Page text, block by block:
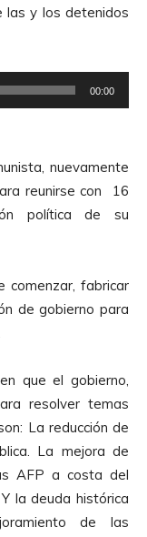
las y los detenidos
00:00
nuevamente
reunirse con 16
política de su
comenzar, fabricar
de gobierno para
que el gobierno,
resolver temas
La reducción de
La mejora de
AFP a costa del
la deuda histórica
de las